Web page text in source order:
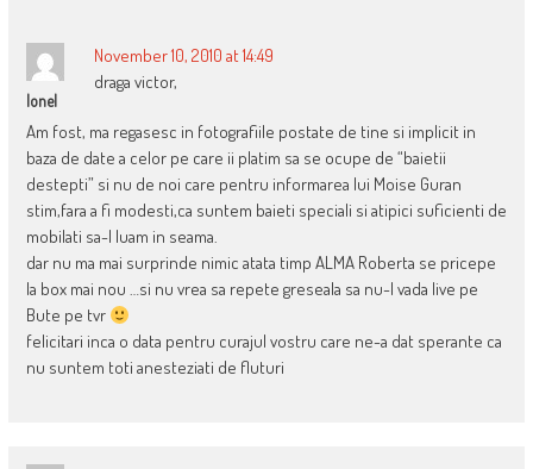
Ionel
November 10, 2010 at 14:49
draga victor,
Am fost, ma regasesc in fotografiile postate de tine si implicit in
baza de date a celor pe care ii platim sa se ocupe de “baietii
destepti” si nu de noi care pentru informarea lui Moise Guran
stim,fara a fi modesti,ca suntem baieti speciali si atipici suficienti de
mobilati sa-l luam in seama.
dar nu ma mai surprinde nimic atata timp ALMA Roberta se pricepe
la box mai nou …si nu vrea sa repete greseala sa nu-l vada live pe
Bute pe tvr
felicitari inca o data pentru curajul vostru care ne-a dat sperante ca
nu suntem toti anesteziati de fluturi